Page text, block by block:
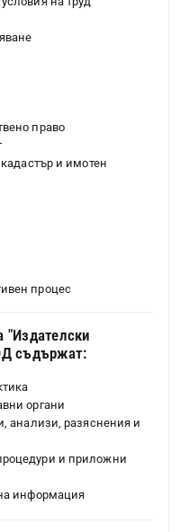
право
кадастър и имотен
процес
"Издателски
съдържат:
органи
анализи, разяснения и
и приложни
информация